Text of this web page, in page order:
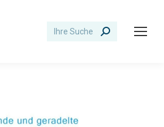
Search: